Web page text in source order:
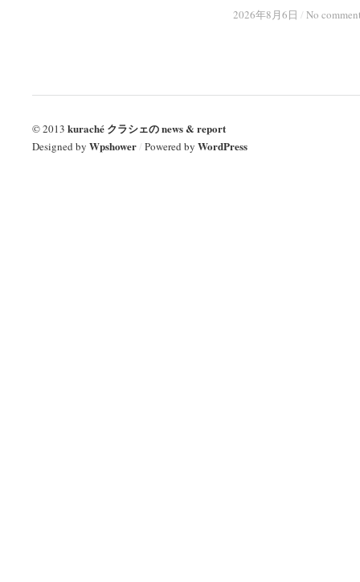
2026年8月6日 / No
2026年8月6日 / No
© 2013 kuraché クラシェの news & report
Designed by Wpshower/ Powered by WordPress